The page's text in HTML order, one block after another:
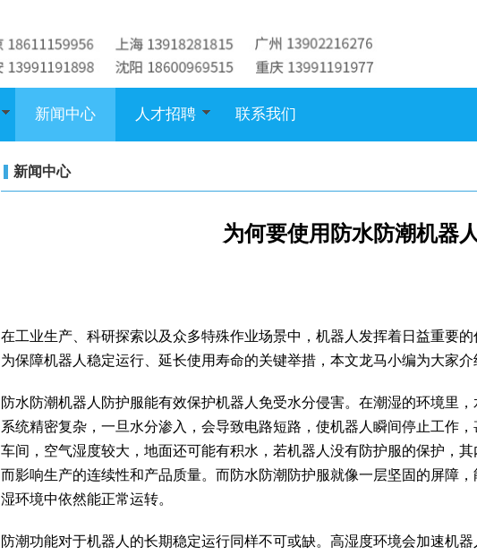
新闻中心 人才招聘 联系我们
新闻中心
为何要使用防水防潮机器
在工业生产、科研探索以及众多特殊作业场景中，机器人发挥着日益重要
为保障机器人稳定运行、延长使用寿命的关键举措，本文龙马小编为大家介
防水防潮机器人防护服能有效保护机器人免受水分侵害。在潮湿的环境里
系统精密复杂，一旦水分渗入，会导致电路短路，使机器人瞬间停止工作
车间，空气湿度较大，地面还可能有积水，若机器人没有防护服的保护，
而影响生产的连续性和产品质量。而防水防潮防护服就像一层坚固的屏障
湿环境中依然能正常运转。
防潮功能对于机器人的长期稳定运行同样不可或缺。高湿度环境会加速机